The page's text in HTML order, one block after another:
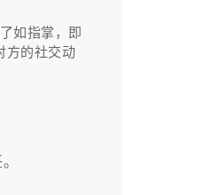
如指掌，即
方的社交动